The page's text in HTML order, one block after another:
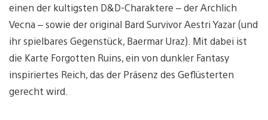
einen der kultigsten D&D-Charaktere – der Archlich
Vecna – sowie der original Bard Survivor Aestri Yazar (und
ihr spielbares Gegenstück, Baermar Uraz). Mit dabei ist
die Karte Forgotten Ruins, ein von dunkler Fantasy
inspiriertes Reich, das der Präsenz des Geflüsterten
gerecht wird.